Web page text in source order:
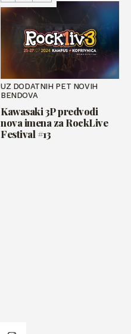
UZ DODATNIH PET NOVIH
BENDOVA
Kawasaki 3P predvodi
nova imena za RockLive
Festival #13